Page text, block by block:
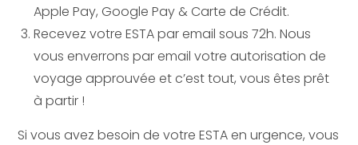
Apple Pay, Google Pay & Carte de Crédit.
Recevez votre ESTA par email sous 72h. Nous
vous enverrons par email votre autorisation de
voyage approuvée et c’est tout, vous êtes prêt
à partir !
Si vous avez besoin de votre ESTA en urgence, vous